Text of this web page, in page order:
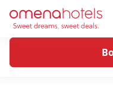
Skip to content